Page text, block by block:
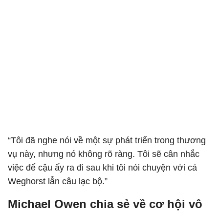
“Tôi đã nghe nói về một sự phát triển trong thương
vụ này, nhưng nó không rõ ràng. Tôi sẽ cân nhắc
việc để cậu ấy ra đi sau khi tôi nói chuyện với cả
Weghorst lẫn câu lạc bộ.”
Michael Owen chia sẻ về cơ hội vô